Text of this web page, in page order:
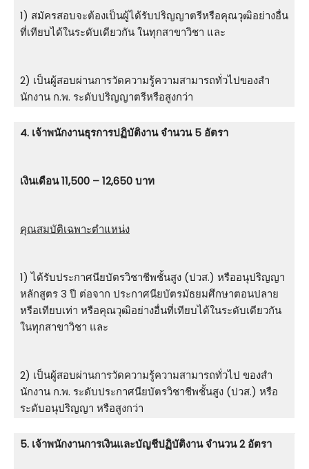
1) สมัครสอบจะต้องเป็นผู้ได้รับปริญญาตรีหรือคุณวุฒิอย่างอื่น
ที่เทียบได้ในระดับเดียวกัน ในทุกสาขาวิชา และ
2) เป็นผู้สอบผ่านการวัดความรู้ความสามารถทั่วไปของสํา
นักงาน ก.พ. ระดับปริญญาตรีหรือสูงกว่า
4. เจ้าพนักงานธุรการปฏิบัติงาน จำนวน 5 อัตรา
เงินเดือน 11,500 – 12,650 บาท
คุณสมบัติเฉพาะตำแหน่ง
1) ได้รับประกาศนียบัตรวิชาชีพชั้นสูง (ปวส.) หรืออนุปริญญา
หลักสูตร 3 ปี ต่อจาก ประกาศนียบัตรมัธยมศึกษาตอนปลาย
หรือเทียบเท่า หรือคุณวุฒิอย่างอื่นที่เทียบได้ในระดับเดียวกัน
ในทุกสาขาวิชา และ
2) เป็นผู้สอบผ่านการวัดความรู้ความสามารถทั่วไป ของสํา
นักงาน ก.พ. ระดับประกาศนียบัตรวิชาชีพชั้นสูง (ปวส.) หรือ
ระดับอนุปริญญา หรือสูงกว่า
5. เจ้าพนักงานการเงินและบัญชีปฏิบัติงาน จำนวน 2 อัตรา